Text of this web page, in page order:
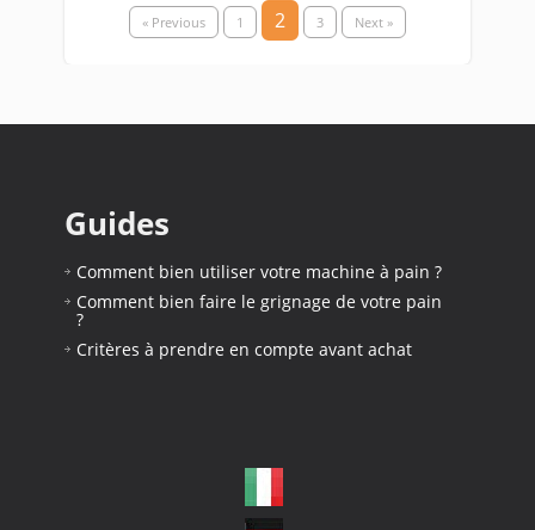
« Previous 1 2 3 Next »
Guides
Comment bien utiliser votre machine à pain ?
Comment bien faire le grignage de votre pain
?
Critères à prendre en compte avant achat